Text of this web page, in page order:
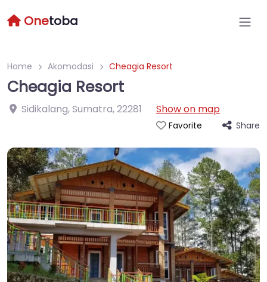
Onetoba
Home Akomodasi Cheagia Resort
Cheagia Resort
Sidikalang, Sumatra,22281 Show on map
Favorite Share